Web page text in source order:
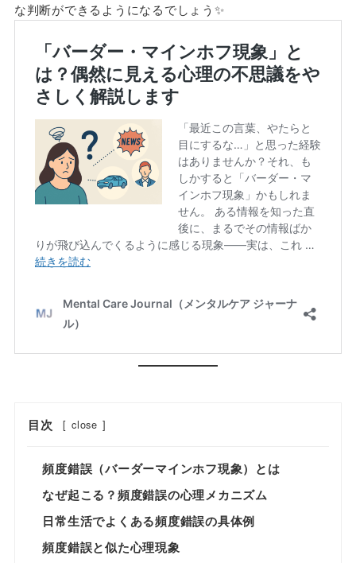
な判断ができるようになるでしょう✨
目次 [ close ]
頻度錯誤（バーダーマインホフ現象）とは
なぜ起こる？頻度錯誤の心理メカニズム
日常生活でよくある頻度錯誤の具体例
頻度錯誤と似た心理現象